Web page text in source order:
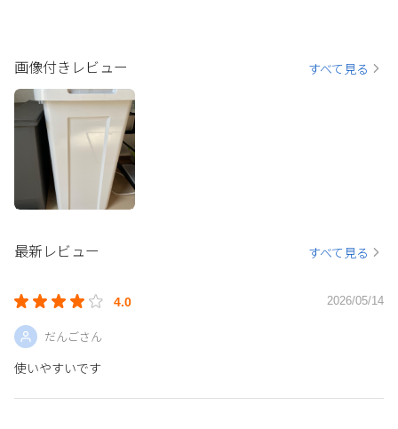
画像付きレビュー すべて見る
最新レビュー すべて見る
4.0 2026/05/14
だんごさん
使いやすいです